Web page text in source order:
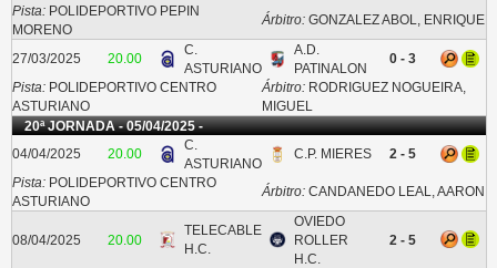
Pista:POLIDEPORTIVO PEPIN
MORENO
Árbitro:GONZALEZ ABOL, ENRIQUE
27/03/2025 20.00
C.
ASTURIANO
A.D.
PATINALON
0 - 3
Pista:POLIDEPORTIVO CENTRO
ASTURIANO
Árbitro:RODRIGUEZ NOGUEIRA,
MIGUEL
20ª JORNADA - 05/04/2025 -
04/04/2025
20.00
C.
ASTURIANO
C.P. MIERES
2 - 5
Pista:POLIDEPORTIVO CENTRO
ASTURIANO
Árbitro:CANDANEDO LEAL, AARON
08/04/2025 20.00
TELECABLE
H.C.
OVIEDO
ROLLER
H.C.
2 - 5